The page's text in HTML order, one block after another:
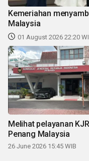
Kemeriahan
Malaysia
01 August 2026 22:20
Melihat pelayanan KJRI
Penang Malaysia
26 June 2026 15:45 WIB